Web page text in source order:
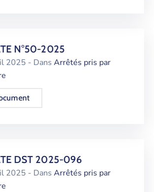
N°50-2025
2025 - Dans Arrêtés pris par
DST 2025-096
2025 - Dans Arrêtés pris par